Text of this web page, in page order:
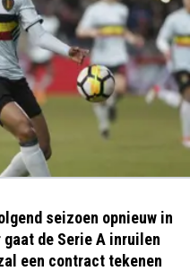
seizoen opnieuw in
de Serie A inruilen
een contract tekenen